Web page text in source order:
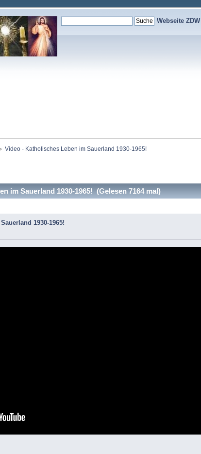
Webseite ZDW
Video - Katholisches Leben im Sauerland 1930-1965!
im Sauerland 1930-1965! (Gelesen 7164 mal)
1930-1965!